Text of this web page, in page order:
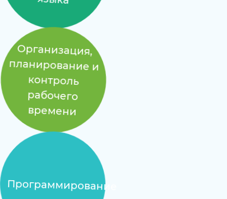
Организация,
планирование и
контроль
рабочего
времени
Программирование